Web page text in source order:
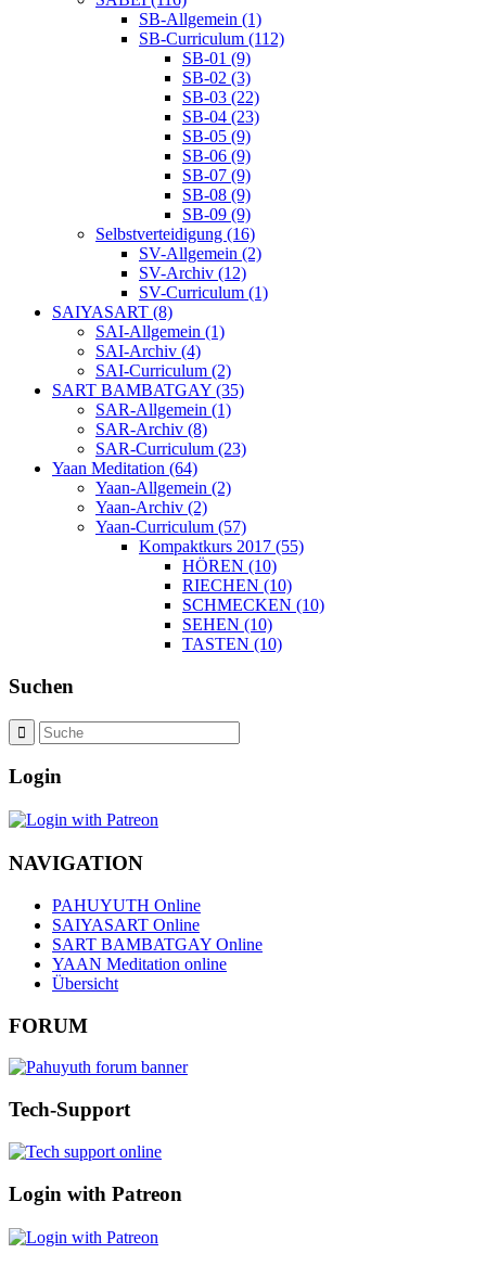
SB-Allgemein (1)
SB-Curriculum (112)
SB-01 (9)
SB-02 (3)
SB-03 (22)
SB-04 (23)
SB-05 (9)
SB-06 (9)
SB-07 (9)
SB-08 (9)
SB-09 (9)
Selbstverteidigung (16)
SV-Allgemein (2)
SV-Archiv (12)
SV-Curriculum (1)
SAIYASART (8)
SAI-Allgemein (1)
SAI-Archiv (4)
SAI-Curriculum (2)
SART BAMBATGAY (35)
SAR-Allgemein (1)
SAR-Archiv (8)
SAR-Curriculum (23)
Yaan Meditation (64)
Yaan-Allgemein (2)
Yaan-Archiv (2)
Yaan-Curriculum (57)
Kompaktkurs 2017 (55)
HÖREN (10)
RIECHEN (10)
SCHMECKEN (10)
SEHEN (10)
TASTEN (10)
Suchen
Login
NAVIGATION
PAHUYUTH Online
SAIYASART Online
SART BAMBATGAY Online
YAAN Meditation online
Übersicht
FORUM
Tech-Support
Login with Patreon